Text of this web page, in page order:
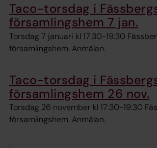
Taco-torsdag i
församlingshem 7 jan.
Torsdag 7 januari kl 17:30-19:30
församlingshem. Anmälan.
Taco-torsdag i
församlingshem 26 nov.
Torsdag 26 november kl 17:30-19:30
församlingshem. Anmälan.